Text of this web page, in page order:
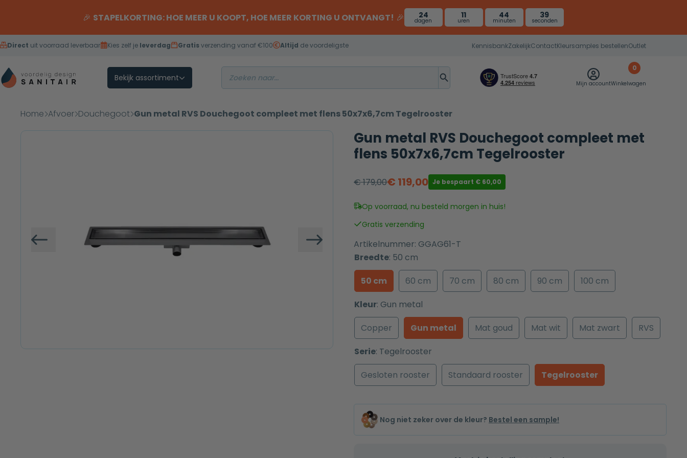
🎉 STAPELKORTING: HOE MEER U KOOPT, HOE MEER KORTING U ONTVANGT! 🎉 24
dagen
11
uren
44
minuten
38
seconden
Direct uit voorraad leverbaar Kies zelf je leverdag Gratisverzending vanaf €100 Altijd de voordeligste KennisbankZakelijkContactKleursamples bestellenOutlet
Bekijk assortiment
Mijn account
0
Winkelwagen
Home Afvoer Douchegoot Gun metal RVS Douchegoot compleet met flens 50x7x6,7cm Tegelrooster
Vorige Volgende
Gun metal RVS Douchegoot compleet met
flens 50x7x6,7cm Tegelrooster
€179,00
Oorspronkelijke
prijs
was:
€ 179,00.
€ 119,00
Huidige
prijs
is:
€ 119,00.
Je bespaart €60,00
Op voorraad, nu besteld morgen in huis!
Gratis verzending
Artikelnummer: GGAG61-T
Breedte: 50 cm
50 cm
60 cm 70 cm 80 cm 90 cm
100 cm
Kleur: Gun metal
Copper
Gun metal Mat goud Mat wit Mat zwart
RVS
Serie: Tegelrooster
Gesloten rooster
Standaard rooster Tegelrooster
Nog niet zeker over de kleur? Bestel een sample!